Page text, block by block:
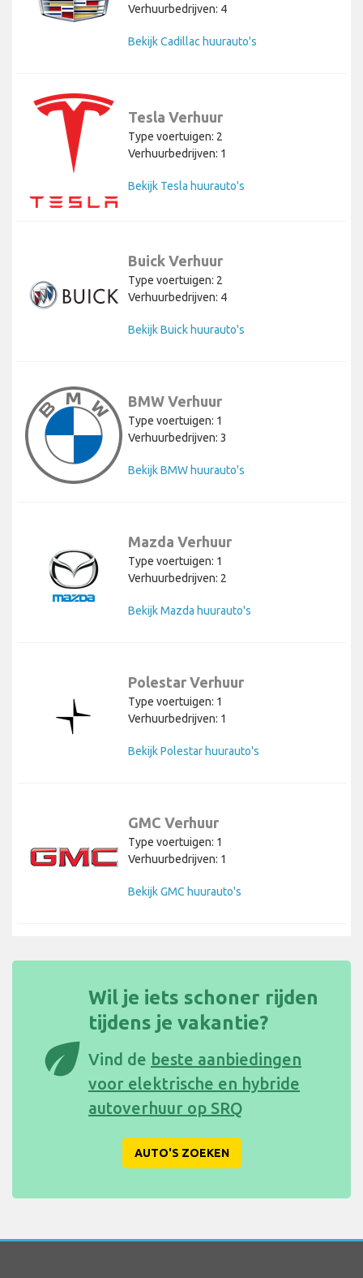
Verhuurbedrijven: 4
Bekijk Cadillac huurauto's
Tesla Verhuur
Type voertuigen: 2
Verhuurbedrijven: 1
Bekijk Tesla huurauto's
Buick Verhuur
Type voertuigen: 2
Verhuurbedrijven: 4
Bekijk Buick huurauto's
BMW Verhuur
Type voertuigen: 1
Verhuurbedrijven: 3
Bekijk BMW huurauto's
Mazda Verhuur
Type voertuigen: 1
Verhuurbedrijven: 2
Bekijk Mazda huurauto's
Polestar Verhuur
Type voertuigen: 1
Verhuurbedrijven: 1
Bekijk Polestar huurauto's
GMC Verhuur
Type voertuigen: 1
Verhuurbedrijven: 1
Bekijk GMC huurauto's
eco
Wil je iets schoner rijden
tijdens je vakantie?
Vind de beste aanbiedingen
voor elektrische en hybride
autoverhuur op SRQ
AUTO'S ZOEKEN